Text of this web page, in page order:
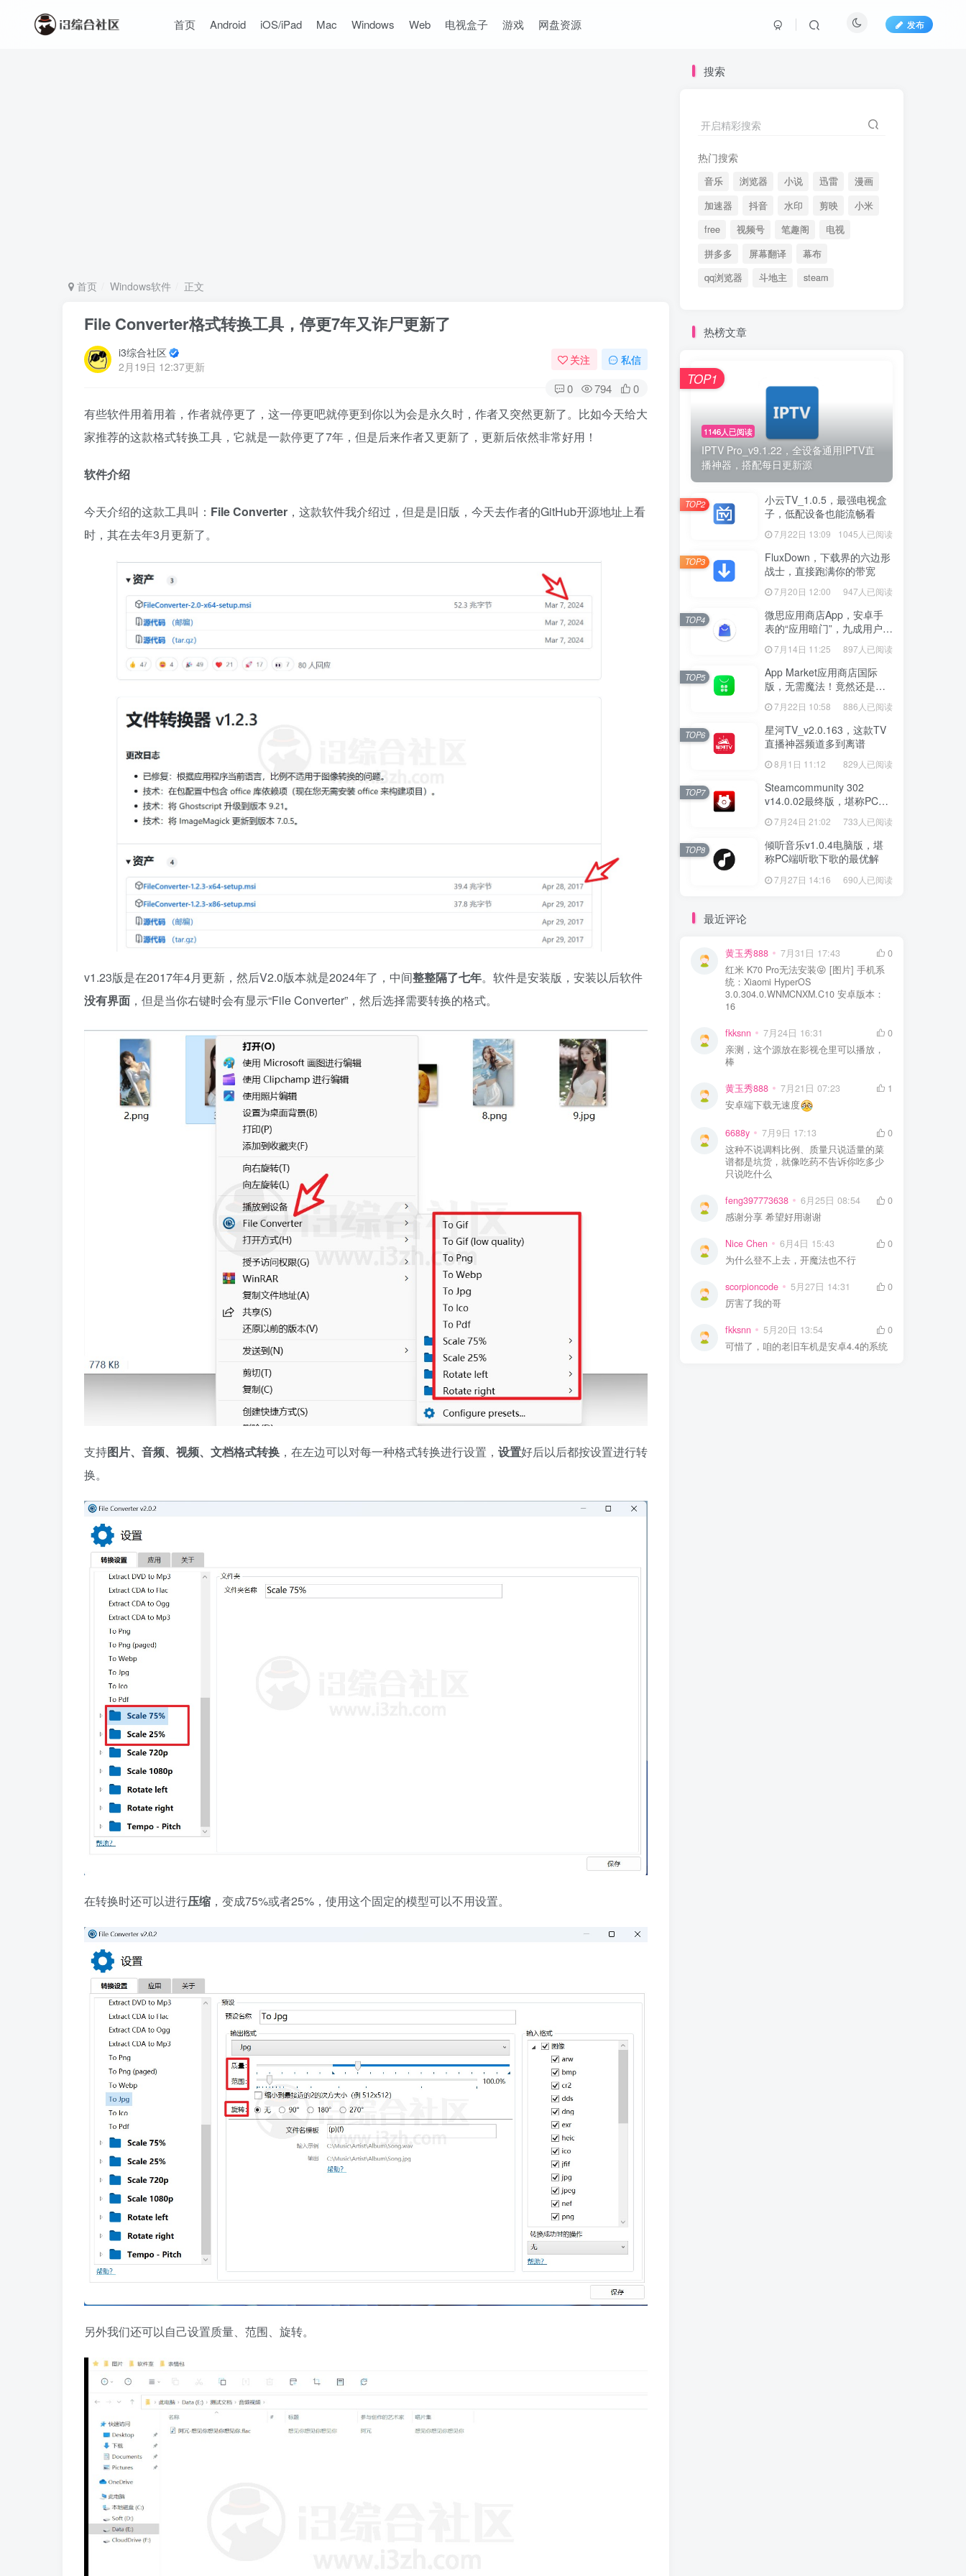
首页 Android iOS/iPad Mac Windows Web 电视盒子 游戏 网盘资源 发布
首页 Windows软件 正文
File Converter格式转换工具，停更7年又诈尸更新了
i3综合社区
2月19日 12:37更新
关注 私信
0 794 0
有些软件用着用着，作者就停更了，这一停更吧就停更到你以为会是永久时，作者又突然更新了。比如今天给大
家推荐的这款格式转换工具，它就是一款停更了7年，但是后来作者又更新了，更新后依然非常好用！
软件介绍
今天介绍的这款工具叫： File Converter ，这款软件我介绍过，但是是旧版，今天去作者的GitHub开源地址上看
时，其在去年3月更新了。
v1.23版是在2017年4月更新，然后V2.0版本就是2024年了，中间整整隔了七年。软件是安装版，安装以后软件
没有界面 ，但是当你右键时会有显示“File Converter”，然后选择需要转换的格式。
支持图片、音频、视频、文档格式转换 ，在左边可以对每一种格式转换进行设置， 设置好后以后都按设置进行转
换。
在转换时还可以进行压缩 ，变成75%或者25%，使用这个固定的模型可以不用设置。
另外我们还可以自己设置质量、范围、旋转。
搜索
开启精彩搜索
热门搜索
音乐 浏览器 小说 迅雷
漫画
加速器
抖音 水印 剪映
小米
free
视频号 笔趣阁
电视
拼多多
屏幕翻译
幕布
qq浏览器
斗地主 steam
热榜文章
1146人已阅读
IPTV Pro_v9.1.22，全设备通用IPTV直
播神器，搭配每日更新源
TOP1
小云TV_1.0.5，最强电视盒
子，低配设备也能流畅看
7月22日 13:09 1045人已阅读
TOP2
FluxDown，下载界的六边形
战士，直接跑满你的带宽
7月20日 12:00 947人已阅读
TOP3
微思应用商店App，安卓手
表的“应用暗门”，九成用户还
没发现
7月14日 11:25 897人已阅读
TOP4
App Market应用商店国际
版，无需魔法！竟然还是大
厂出品？
7月22日 10:58 886人已阅读
TOP5
星河TV_v2.0.163，这款TV
直播神器频道多到离谱
8月1日 11:12 829人已阅读
TOP6
Steamcommunity 302
v14.0.02最终版，堪称PC玩
家必备的网络工具箱
7月24日 21:02 733人已阅读
TOP7
倾听音乐v1.0.4电脑版，堪
称PC端听歌下歌的最优解
7月27日 14:16 690人已阅读
TOP8
最近评论
黄玉秀888 7月31日 17:43
0
红米 K70 Pro无法安装😝 [图片] 手机系
统：Xiaomi HyperOS
3.0.304.0.WNMCNXM.C10 安卓版本：
16
fkksnn 7月24日 16:31
0
亲测，这个源放在影视仓里可以播放，
棒
黄玉秀888 7月21日 07:23
1
安卓端下载无速度
6688y 7月9日 17:13
0
这种不说调料比例、质量只说适量的菜
谱都是坑货，就像吃药不告诉你吃多少
只说吃什么
feng397773638 6月25日 08:54
0
感谢分享 希望好用谢谢
Nice Chen 6月4日 15:43
0
为什么登不上去，开魔法也不行
scorpioncode 5月27日 14:31
0
厉害了我的哥
fkksnn 5月20日 13:54
0
可惜了，咱的老旧车机是安卓4.4的系统